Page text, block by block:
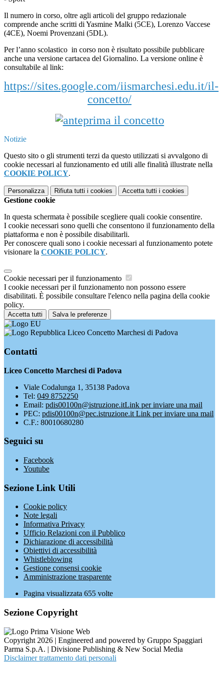
Il numero in corso, oltre agli articoli del gruppo redazionale
comprende anche scritti di Yasmine Malki (5CE), Lorenzo Vaccese
(4CE), Noemi Provenzani (5DL).
Per l’anno scolastico in corso non è risultato possibile pubblicare
anche una versione cartacea del Giornalino. La versione online è
consultabile al link:
https://sites.google.com/iismarchesi.edu.it/il-
concetto/
Notizie
Questo sito o gli strumenti terzi da questo utilizzati si avvalgono di
cookie necessari al funzionamento ed utili alle finalità illustrate nella
COOKIE POLICY.
Personalizza Rifiuta tutti i cookies Accetta tutti i cookies
Gestione cookie
In questa schermata è possibile scegliere quali cookie consentire.
I cookie necessari sono quelli che consentono il funzionamento della
piattaforma e non è possibile disabilitarli.
Per conoscere quali sono i cookie necessari al funzionamento potete
visionare la COOKIE POLICY.
Cookie necessari per il funzionamento
I cookie necessari per il funzionamento non possono essere
disabilitati. È possibile consultare l'elenco nella pagina della cookie
policy.
Accetta tutti Salva le preferenze
Liceo Concetto Marchesi di Padova
Contatti
Liceo Concetto Marchesi di Padova
Viale Codalunga 1, 35138 Padova
Tel: 049 8752250
Email: pdis00100n@istruzione.itLink per inviare una mail
PEC: pdis00100n@pec.istruzione.it Link per inviare una mail
C.F.: 80010680280
Seguici su
Facebook
Youtube
Sezione Link Utili
Cookie policy
Note legali
Informativa Privacy
Ufficio Relazioni con il Pubblico
Dichiarazione di accessibilità
Obiettivi di accessibilità
Whistleblowing
Gestione consensi cookie
Amministrazione trasparente
Pagina visualizzata 655 volte
Sezione Copyright
Copyright 2026 | Engineered and powered by Gruppo Spaggiari
Parma S.p.A. | Divisione Publishing & New Social Media
Disclaimer trattamento dati personali